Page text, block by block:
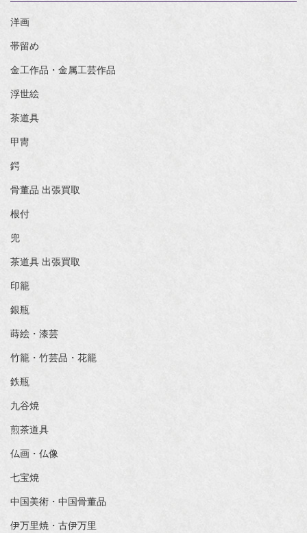
洋画
帯留め
金工作品・金属工芸作品
浮世絵
茶道具
甲冑
鍔
骨董品 出張買取
根付
兜
茶道具 出張買取
印籠
銀瓶
蒔絵・漆芸
竹籠・竹芸品・花籠
鉄瓶
九谷焼
煎茶道具
仏画・仏像
七宝焼
中国美術・中国骨董品
伊万里焼・古伊万里